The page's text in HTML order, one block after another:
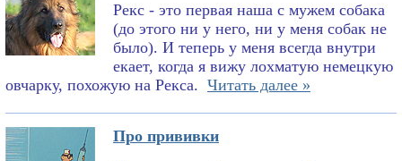
Рекс - это первая наша с мужем собака
(до этого ни у него, ни у меня собак не
было). И теперь у меня всегда внутри
екает, когда я вижу лохматую немецкую
овчарку, похожую на Рекса. Читать далее »
Про прививки